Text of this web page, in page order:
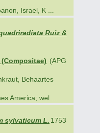
Israel, K ...
Ruiz &
(APG
Behaartes
America; wel ...
sylvaticum L. 1753